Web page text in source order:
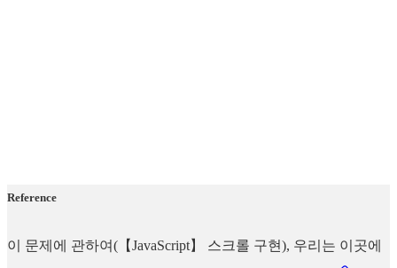
Reference
이 문제에 관하여(【JavaScript】 스크롤 구현), 우리는 이곳에